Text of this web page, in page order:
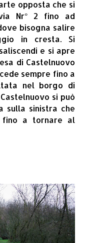
opposta che si
Nr° 2 fino ad
bisogna salire
in cresta. Si
e si apre
di Castelnuovo
sempre fino a
nel borgo di
si può
sulla sinistra che
fino a tornare al